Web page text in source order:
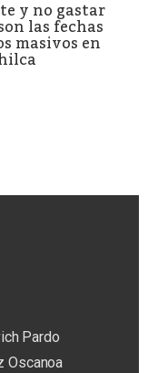
y no gastar
las fechas
masivos en
Pardo
Oscanoa